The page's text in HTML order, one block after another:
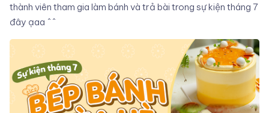
thành viên tham gia làm bánh và trả bài trong sự kiện tháng 7
đây ạaa ^^